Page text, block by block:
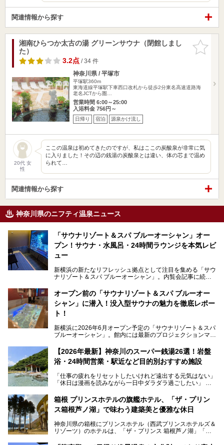
関連情報から探す
お気に入
りに追加
湘南ひらつか太古の湯 グリーンサウナ（閉館しまし
た）
3.2点/ 34 件
神奈川県 / 平塚市
平塚駅360m
東海道線平塚駅下車西口改札から徒歩2分東名高速道路海
老名JCTから圏…
営業時間 6:00～25:00
入浴料金 756円～
日帰り 宿泊 源泉かけ流し
20代 女
性
ここの温泉は初めてきたのですが、私はここの炭酸泉が非常に気
に入りました！その辺の銭湯の炭酸泉とは違い、体の芯まで温め
られて…
関連情報から探す
神奈川県のニフティ温泉ニュース
「サウナリゾート＆スパ ブルーオーシャン」オー
プン！サウナ・水風呂・24時間ラウンジを本気レビ
ュー
新横浜の新たなリフレッシュ拠点として注目を集める「サウ
ナリゾート＆スパ ブルーオーシャン」。内覧会記事に続
す。サウナや水風呂の気持ちよさはもちろん、リラックスス
ペースの過ごしやすさまで徹底チェック。新横浜エリアで日
常の疲れをリセットしたい人、ライブやスポーツ観戦遠征組
は必見です。
オープン前の「サウナリゾート＆スパ ブルーオー
シャン」に潜入！没入型サウナの魅力を徹底レポー
ト！
新横浜に2026年6月オープン予定の「サウナリゾート＆スパ
ブルーオーシャン」。館内には最新のプロジェクションマッ
的な“没入感（イマーシブ）”を体験できます。
今回は、そんな大注目の施設に一足先にお邪魔し、その全貌
を見学させていただきました！
サウナ室の中に咲き誇る桜、魚たちが泳ぐ水風呂、そしてバ
リのビーチを思わせる休憩スペース…。驚きの連続だった館
内の様子をレポートします！
【2026年最新】神奈川のスーパー銭湯26選！岩盤
浴・24時間営業・駅近など目的別おすすめ施設
「仕事の疲れをリセットしたいけれど遠出する元気はない」
「休日は漫画を読みながら一日中ダラダラ過ごしたい」
たい」
そんな「癒やされたい」という願いを叶えてくれるのが、神
神奈川県には、サウナや岩盤浴、一日中遊べるエンタメ施設
など、“非日常”を味わえるスーパー銭湯が数多く揃っていま
箱根 プリンスホテルの旗艦ホテル、「ザ・プリン
ス箱根芦ノ湖」で味わう建築美と優雅な休日
神奈川県の箱根にプリンスホテル（西武プリンスホテルズ＆
リゾーツ）のホテルは、「ザ・プリンス 箱根芦ノ湖」「芦